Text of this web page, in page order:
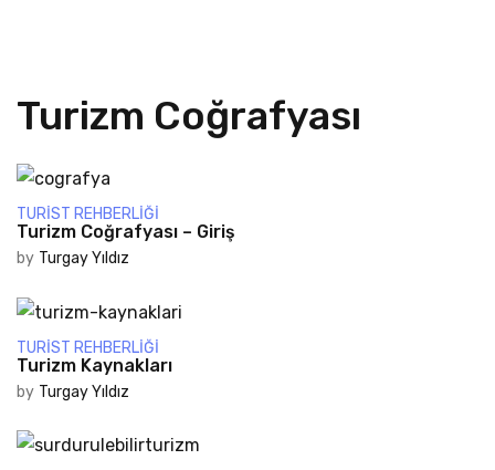
Turizm Coğrafyası
TURIST REHBERLIĞI
Turizm Coğrafyası – Giriş
by Turgay Yıldız
TURIST REHBERLIĞI
Turizm Kaynakları
by Turgay Yıldız